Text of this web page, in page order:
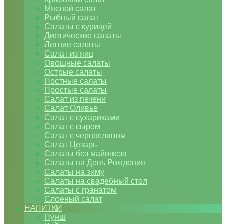
Мясной салат
Рыбный салат
Салаты с курицей
Диетические салаты
Летние салаты
Салат из яиц
Овощные салаты
Острые салаты
Постные салаты
Простые салаты
Салат из печени
Салат Оливье
Салат с сухариками
Салат с сыром
Салат с черносливом
Салат Цезарь
Салаты без майонеза
Салаты на День Рождения
Салаты на зиму
Салаты на свадебный стол
Салаты с гранатом
Слоеный салат
НАПИТКИ
Пунш